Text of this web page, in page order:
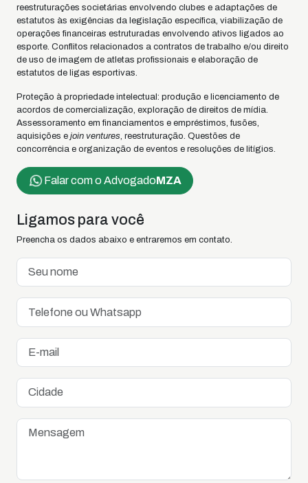
reestruturações societárias envolvendo clubes e adaptações de
estatutos às exigências da legislação específica, viabilização de
operações financeiras estruturadas envolvendo ativos ligados ao
esporte. Conflitos relacionados a contratos de trabalho e/ou direito
de uso de imagem de atletas profissionais e elaboração de
estatutos de ligas esportivas.
Proteção à propriedade intelectual: produção e licenciamento de
acordos de comercialização, exploração de direitos de mídia.
Assessoramento em financiamentos e empréstimos, fusões,
aquisições e join ventures, reestruturação. Questões de
concorrência e organização de eventos e resoluções de litígios.
Falar com o AdvogadoMZA
Ligamos para você
Preencha os dados abaixo e entraremos em contato.